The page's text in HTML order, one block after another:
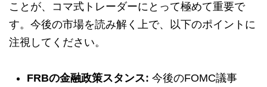
ことが、コマ式トレーダーにとって極めて重要で
す。今後の市場を読み解く上で、以下のポイントに
注視してください。
FRBの金融政策スタンス: 今後のFOMC議事